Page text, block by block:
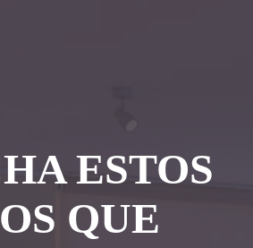
ESTOS
QUE